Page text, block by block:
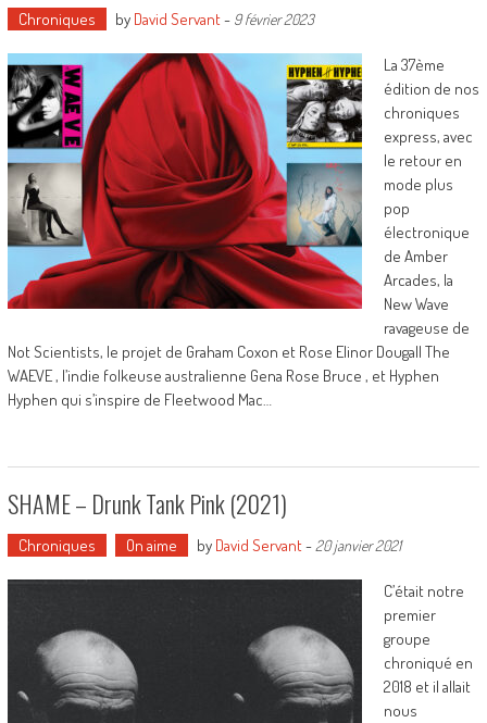
Chroniques by David Servant- 9 février 2023
La 37ème
édition de nos
chroniques
express, avec
le retour en
mode plus
pop
électronique
de Amber
Arcades, la
New Wave
ravageuse de
Not Scientists, le projet de Graham Coxon et Rose Elinor Dougall The
WAEVE , l’indie folkeuse australienne Gena Rose Bruce , et Hyphen
Hyphen qui s’inspire de Fleetwood Mac…
SHAME – Drunk Tank Pink (2021)
Chroniques On aime by David Servant- 20 janvier 2021
C’était notre
premier
groupe
chroniqué en
2018 et il allait
nous